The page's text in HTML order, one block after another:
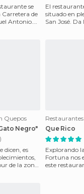
se
de
Antonio.
El
situado en
San José. Da
Quepos
Negro"
dicen, es
de la zona.
Que Rico
Explorando
Fortuna nos
este